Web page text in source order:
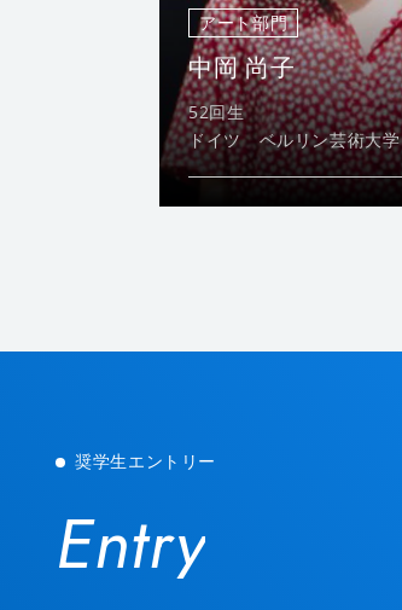
アート部門
中岡 尚子
52回生
ドイツ ベルリン芸術大学
奨学生エントリー
Entry